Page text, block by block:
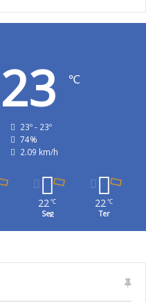
23 ℃
23º - 23º
74%
2.09 km/h
22℃
Seg
22℃
Ter